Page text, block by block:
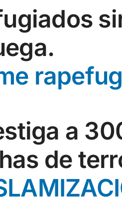
a
de